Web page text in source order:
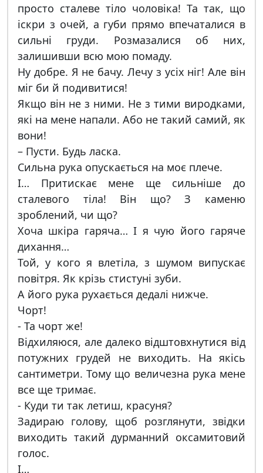
просто сталеве тіло чоловіка! Та так, що
іскри з очей, а губи прямо впечаталися в
сильні груди. Розмазалися об них,
залишивши всю мою помаду.
Ну добре. Я не бачу. Лечу з усіх ніг! Але він
міг би й подивитися!
Якщо він не з ними. Не з тими виродками,
які на мене напали. Або не такий самий, як
вони!
– Пусти. Будь ласка.
Сильна рука опускається на моє плече.
І… Притискає мене ще сильніше до
сталевого тіла! Він що? З каменю
зроблений, чи що?
Хоча шкіра гаряча… І я чую його гаряче
дихання…
Той, у кого я влетіла, з шумом випускає
повітря. Як крізь стистуні зуби.
А його рука рухається дедалі нижче.
Чорт!
- Та чорт же!
Відхиляюся, але далеко відштовхнутися від
потужних грудей не виходить. На якісь
сантиметри. Тому що величезна рука мене
все ще тримає.
- Куди ти так летиш, красуня?
Задираю голову, щоб розглянути, звідки
виходить такий дурманний оксамитовий
голос.
І…